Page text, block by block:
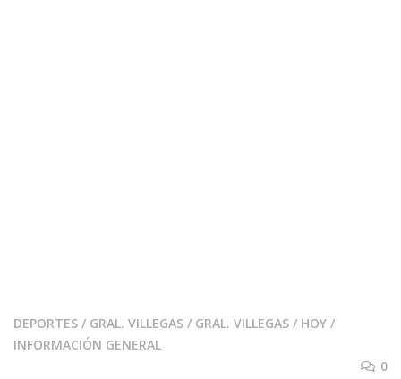
DEPORTES / GRAL. VILLEGAS / GRAL. VILLEGAS / HOY /
INFORMACIÓN GENERAL
0